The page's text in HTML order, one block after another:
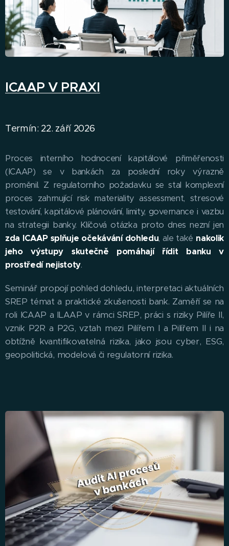
ICAAP V PRAXI
Termín: 22. září 2026
Proces interního hodnocení kapitálové přiměřenosti
(ICAAP) se v bankách za poslední roky výrazně
proměnil. Z regulatorního požadavku se stal komplexní
proces zahrnující risk materiality assessment, stresové
testování, kapitálové plánování, limity, governance i vazbu
na strategii banky. Klíčová otázka proto dnes nezní jen
zda ICAAP splňuje očekávání dohledu, ale také nakolik
jeho výstupy skutečně pomáhají řídit banku v
prostředí nejistoty.
Seminář propojí pohled dohledu, interpretaci aktuálních
SREP témat a praktické zkušenosti bank. Zaměří se na
roli ICAAP a ILAAP v rámci SREP, práci s riziky Pilíře II,
vznik P2R a P2G, vztah mezi Pilířem I a Pilířem II i na
obtížně kvantifikovatelná rizika, jako jsou cyber, ESG,
geopolitická, modelová či regulatorní rizika.